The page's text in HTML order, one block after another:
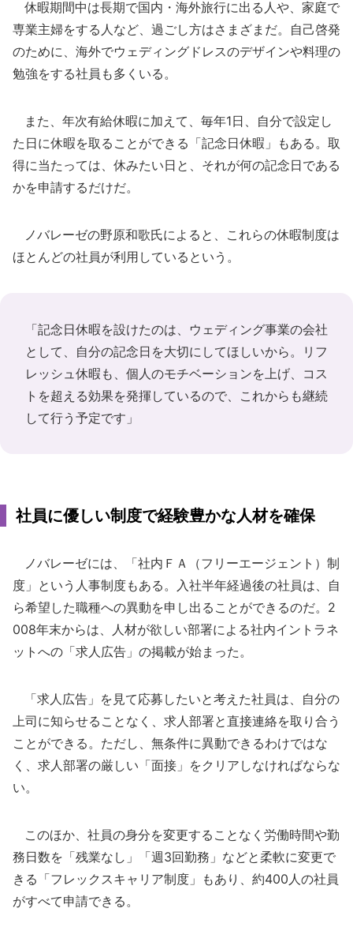
休暇期間中は長期で国内・海外旅行に出る人や、家庭で
専業主婦をする人など、過ごし方はさまざまだ。自己啓発
のために、海外でウェディングドレスのデザインや料理の
勉強をする社員も多くいる。
また、年次有給休暇に加えて、毎年1日、自分で設定し
た日に休暇を取ることができる「記念日休暇」もある。取
得に当たっては、休みたい日と、それが何の記念日である
かを申請するだけだ。
ノバレーゼの野原和歌氏によると、これらの休暇制度は
ほとんどの社員が利用しているという。
「記念日休暇を設けたのは、ウェディング事業の会社
として、自分の記念日を大切にしてほしいから。リフ
レッシュ休暇も、個人のモチベーションを上げ、コス
トを超える効果を発揮しているので、これからも継続
して行う予定です」
社員に優しい制度で経験豊かな人材を確保
ノバレーゼには、「社内ＦＡ（フリーエージェント）制
度」という人事制度もある。入社半年経過後の社員は、自
ら希望した職種への異動を申し出ることができるのだ。2
008年末からは、人材が欲しい部署による社内イントラネ
ットへの「求人広告」の掲載が始まった。
「求人広告」を見て応募したいと考えた社員は、自分の
上司に知らせることなく、求人部署と直接連絡を取り合う
ことができる。ただし、無条件に異動できるわけではな
く、求人部署の厳しい「面接」をクリアしなければならな
い。
このほか、社員の身分を変更することなく労働時間や勤
務日数を「残業なし」「週3回勤務」などと柔軟に変更で
きる「フレックスキャリア制度」もあり、約400人の社員
がすべて申請できる。